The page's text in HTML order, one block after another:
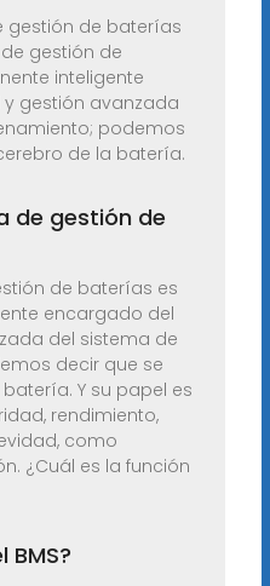
gestión de baterías
de gestión de
inteligente
gestión avanzada
podemos
de la batería.
de gestión de
de baterías es
encargado del
del sistema de
decir que se
Y su papel es
rendimiento,
como
¿Cuál es la función